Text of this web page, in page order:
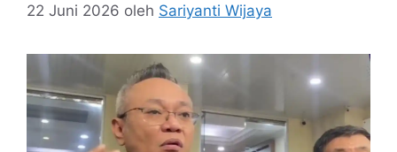
22 Juni 2026 oleh Sariyanti Wijaya